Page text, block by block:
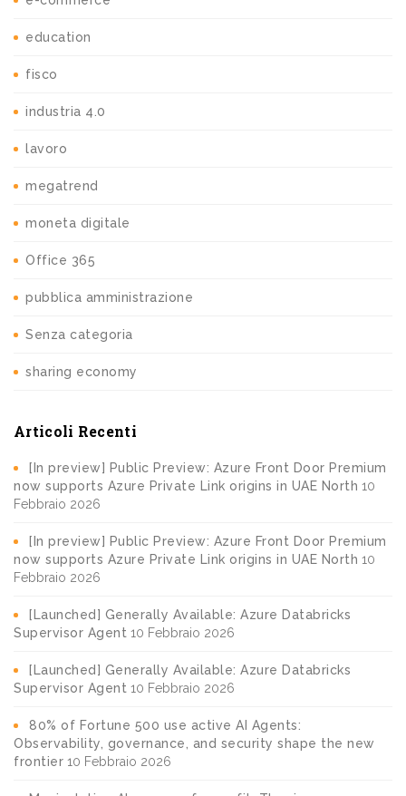
education
fisco
industria 4.0
lavoro
megatrend
moneta digitale
Office 365
pubblica amministrazione
Senza categoria
sharing economy
Articoli Recenti
[In preview] Public Preview: Azure Front Door Premium
now supports Azure Private Link origins in UAE North 10
Febbraio 2026
[In preview] Public Preview: Azure Front Door Premium
now supports Azure Private Link origins in UAE North 10
Febbraio 2026
[Launched] Generally Available: Azure Databricks
Supervisor Agent 10 Febbraio 2026
[Launched] Generally Available: Azure Databricks
Supervisor Agent 10 Febbraio 2026
80% of Fortune 500 use active AI Agents:
Observability, governance, and security shape the new
frontier 10 Febbraio 2026